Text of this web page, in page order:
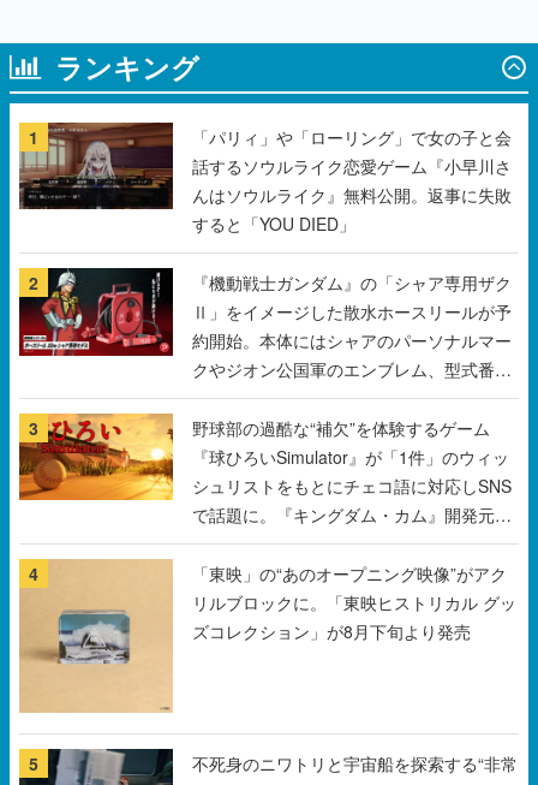
1
「パリィ」や「ローリング」で女の子と会
話するソウルライク恋愛ゲーム『小早川さ
んはソウルライク』無料公開。返事に失敗
すると「YOU DIED」
2
『機動戦士ガンダム』の「シャア専用ザク
Ⅱ」をイメージした散水ホースリールが予
約開始。本体にはシャアのパーソナルマー
クやジオン公国軍のエンブレム、型式番号
などを配置
3
野球部の過酷な“補欠”を体験するゲーム
『球ひろいSimulator』が「1件」のウィッ
シュリストをもとにチェコ語に対応しSNS
で話題に。『キングダム・カム』開発元や
チェコのプロ野球選手から称賛の声
4
「東映」の“あのオープニング映像”がアク
リルブロックに。「東映ヒストリカル グッ
ズコレクション」が8月下旬より発売
『Breathedge』が無料で配布中。入手でき
る期間は8月10日まで